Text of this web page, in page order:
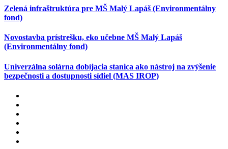
Zelená infraštruktúra pre MŠ Malý Lapáš (Environmentálny
fond)
Novostavba prístrešku, eko učebne MŠ Malý Lapáš
(Environmentálny fond)
Univerzálna solárna dobíjacia stanica ako nástroj na zvýšenie
bezpečnosti a dostupnosti sídiel (MAS IROP)